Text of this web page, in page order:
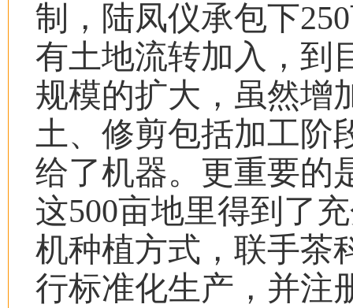
制，陆凤仪承包下250
有土地流转加入，到
规模的扩大，虽然增
土、修剪包括加工阶
给了机器。更重要的
这500亩地里得到了
机种植方式，联手茶
行标准化生产，并注